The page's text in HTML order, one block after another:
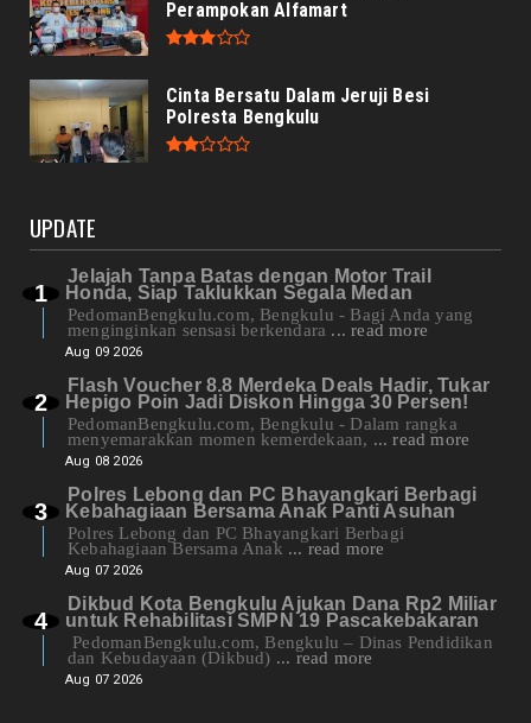
Perampokan Alfamart
Cinta Bersatu Dalam Jeruji Besi
Polresta Bengkulu
UPDATE
Jelajah Tanpa Batas dengan Motor Trail
Honda, Siap Taklukkan Segala Medan
PedomanBengkulu.com, Bengkulu - Bagi Anda yang
menginginkan sensasi berkendara ... read more
Aug 09 2026
Flash Voucher 8.8 Merdeka Deals Hadir, Tukar
Hepigo Poin Jadi Diskon Hingga 30 Persen!
PedomanBengkulu.com, Bengkulu - Dalam rangka
menyemarakkan momen kemerdekaan, ... read more
Aug 08 2026
Polres Lebong dan PC Bhayangkari Berbagi
Kebahagiaan Bersama Anak Panti Asuhan
Polres Lebong dan PC Bhayangkari Berbagi
Kebahagiaan Bersama Anak ... read more
Aug 07 2026
Dikbud Kota Bengkulu Ajukan Dana Rp2 Miliar
untuk Rehabilitasi SMPN 19 Pascakebakaran
PedomanBengkulu.com, Bengkulu – Dinas Pendidikan
dan Kebudayaan (Dikbud) ... read more
Aug 07 2026